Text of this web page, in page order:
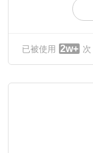
已被使用 2w+ 次